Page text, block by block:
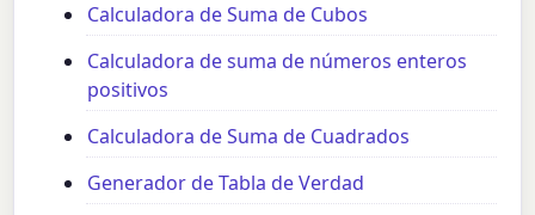
Calculadora de Suma de Cubos
Calculadora de suma de números enteros
positivos
Calculadora de Suma de Cuadrados
Generador de Tabla de Verdad